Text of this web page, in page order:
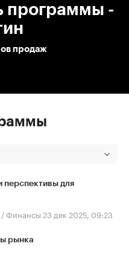
программы -
продаж
перспективы для
/ Финансы 23 дек 2025, 09:23
рынка